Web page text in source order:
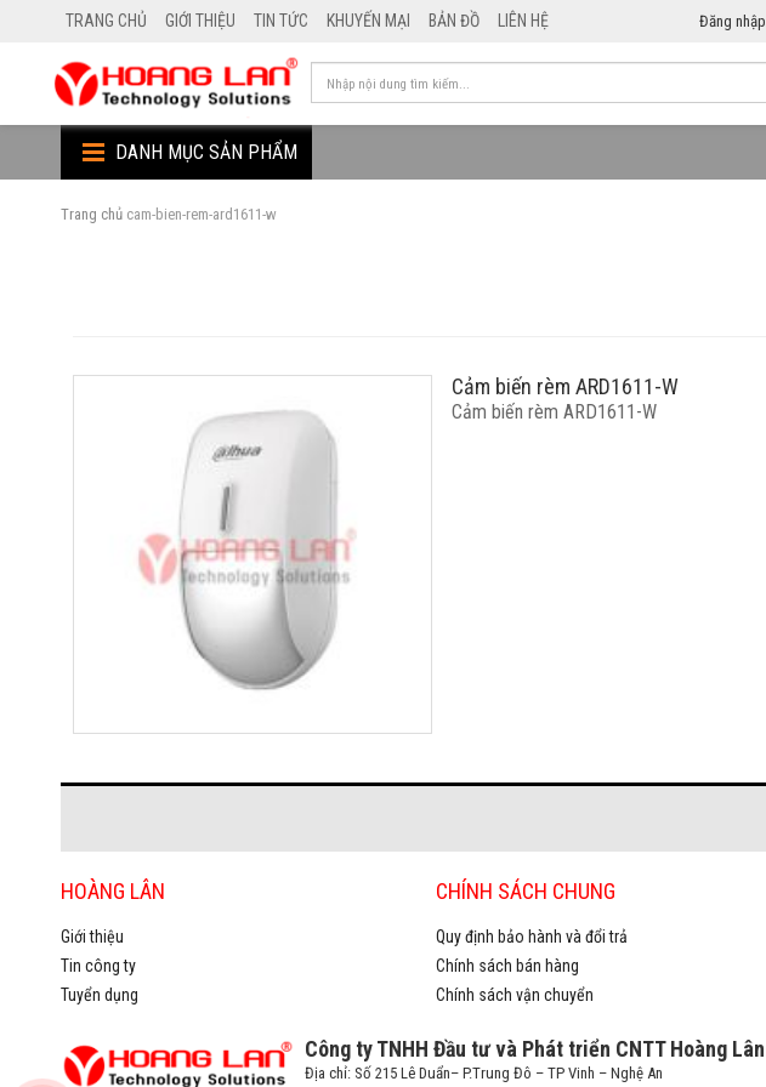
TRANG CHỦ GIỚI THIỆU TIN TỨC KHUYẾN MẠI BẢN ĐỒ LIÊN HỆ Đăng nhập
DANH MỤC SẢN PHẨM
Trang chủ cam-bien-rem-ard1611-w
Cảm biến rèm ARD1611-W
Cảm biến rèm ARD1611-W
HOÀNG LÂN
Giới thiệu
Tin công ty
Tuyển dụng
CHÍNH SÁCH CHUNG
Quy định bảo hành và đổi trả
Chính sách bán hàng
Chính sách vận chuyển
Công ty TNHH Đầu tư và Phát triển CNTT Hoàng Lân
Địa chỉ: Số 215 Lê Duẩn– P.Trung Đô – TP Vinh – Nghệ An